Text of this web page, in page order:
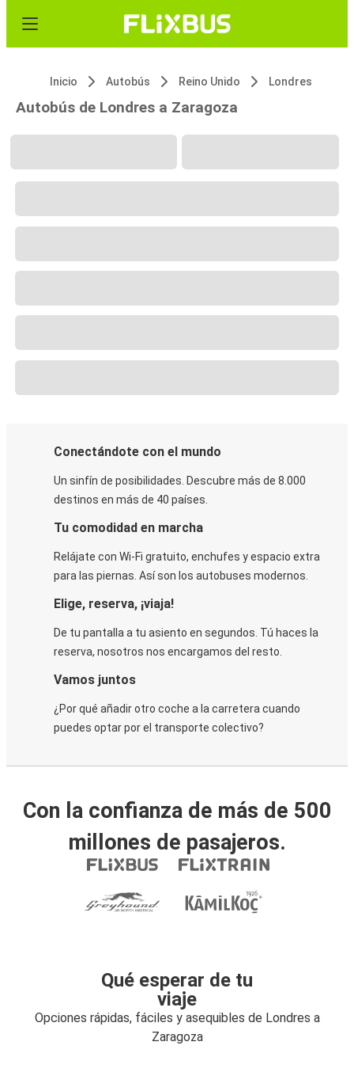
Inicio Autobús Reino Unido Londres
Autobús de Londres a Zaragoza
Conectándote con el mundo
Un sinfín de posibilidades. Descubre más de 8.000
destinos en más de 40 países.
Tu comodidad en marcha
Relájate con Wi-Fi gratuito, enchufes y espacio extra
para las piernas. Así son los autobuses modernos.
Elige, reserva, ¡viaja!
De tu pantalla a tu asiento en segundos. Tú haces la
reserva, nosotros nos encargamos del resto.
Vamos juntos
¿Por qué añadir otro coche a la carretera cuando
puedes optar por el transporte colectivo?
Con la confianza de más de 500
millones de pasajeros.
Qué esperar de tu
viaje
Opciones rápidas, fáciles y asequibles de Londres a
Zaragoza